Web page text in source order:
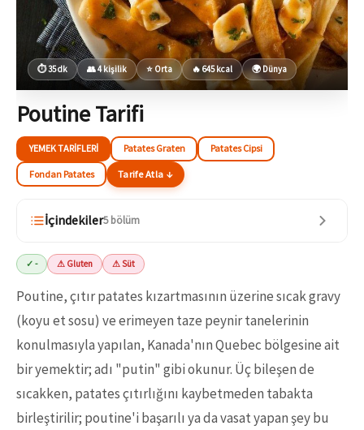
⏱ 35 dk 👥 4 kişilik ⭐ Orta 🔥 645 kcal 🌍 Dünya
Poutine Tarifi
YEMEK TARIFLERI Patates Graten Patates Cipsi
Fondan Patates Tarife Atla ↓
İçindekiler5 bölüm
✓ - ⚠ Gluten ⚠ Süt
Poutine, çıtır patates kızartmasının üzerine sıcak gravy
(koyu et sosu) ve erimeyen taze peynir tanelerinin
konulmasıyla yapılan, Kanada'nın Quebec bölgesine ait
bir yemektir; adı "putin" gibi okunur. Üç bileşen de
sıcakken, patates çıtırlığını kaybetmeden tabakta
birleştirilir; poutine'i başarılı ya da vasat yapan şey bu